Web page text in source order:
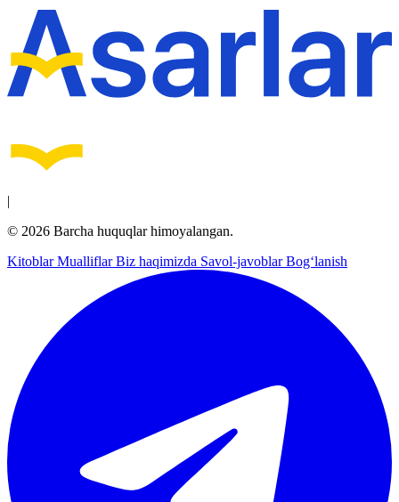
|
© 2026 Barcha huquqlar himoyalangan.
KitoblarMualliflarBiz haqimizda Savol-javoblarBog‘lanish